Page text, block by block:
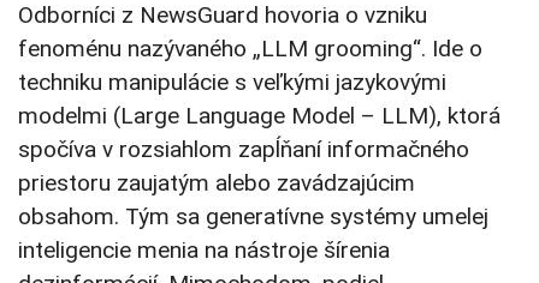
Odborníci z NewsGuard hovoria o vzniku
fenoménu nazývaného „LLM grooming“. Ide o
techniku manipulácie s veľkými jazykovými
modelmi (Large Language Model – LLM), ktorá
spočíva v rozsiahlom zapĺňaní informačného
priestoru zaujatým alebo zavádzajúcim
obsahom. Tým sa generatívne systémy umelej
inteligencie menia na nástroje šírenia